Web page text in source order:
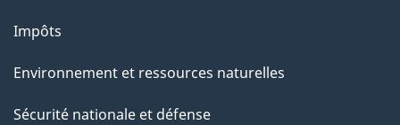
Impôts
Environnement et ressources naturelles
Sécurité nationale et défense